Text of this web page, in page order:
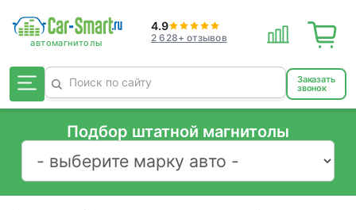
4.9
2 628+ отзывов
Заказать
звонок
Подбор штатной магнитолы